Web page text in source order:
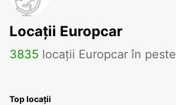
Locații Europcar
3835 locații Europcar în peste
Top locații